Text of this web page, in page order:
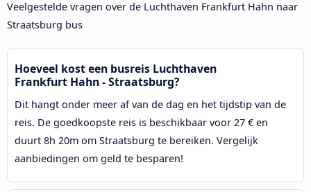
Veelgestelde vragen over de Luchthaven Frankfurt Hahn naar
Straatsburg bus
Hoeveel kost een busreis Luchthaven
Frankfurt Hahn - Straatsburg?
Dit hangt onder meer af van de dag en het tijdstip van de
reis. De goedkoopste reis is beschikbaar voor 27 € en
duurt 8h 20m om Straatsburg te bereiken. Vergelijk
aanbiedingen om geld te besparen!